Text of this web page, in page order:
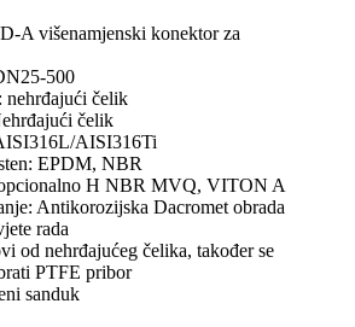
A višenamjenski konektor za
500
nehrđajući čelik
čelik
AISI316Ti
EPDM, NBR
H NBR MVQ, VITON A
Antikorozijska Dacromet obrada
rada
od nehrđajućeg čelika, također se
PTFE pribor
sanduk